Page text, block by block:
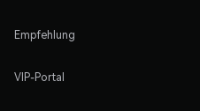
Empfehlung
VIP-Portal